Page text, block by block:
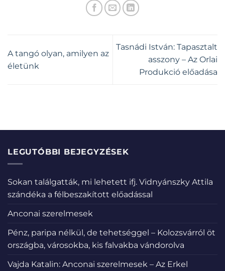
A tangó olyan, amilyen az
életünk
Tasnádi István: Tapasztalt
asszony – Az Orlai
Produkció előadása
LEGUTÓBBI BEJEGYZÉSEK
Sokan találgatták, mi lehetett ifj. Vidnyánszky Attila
szándéka a félbeszakított előadással
Anconai szerelmesek
Pénz, paripa nélkül, de tehetséggel – Kolozsvárról öt
országba, városokba, kis falvakba vándorolva
Vajda Katalin: Anconai szerelmesek – Az Erkel